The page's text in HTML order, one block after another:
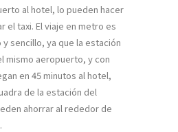
al hotel, lo pueden hacer
el taxi. El viaje en metro es
sencillo, ya que la estación
mismo aeropuerto, y con
en 45 minutos al hotel,
de la estación del
ahorrar al rededor de